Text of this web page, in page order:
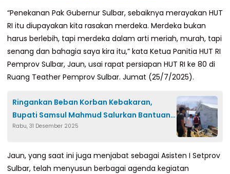
“Penekanan Pak Gubernur Sulbar, sebaiknya merayakan HUT
RI itu diupayakan kita rasakan merdeka. Merdeka bukan
harus berlebih, tapi merdeka dalam arti meriah, murah, tapi
senang dan bahagia saya kira itu,” kata Ketua Panitia HUT RI
Pemprov Sulbar, Jaun, usai rapat persiapan HUT RI ke 80 di
Ruang Teather Pemprov Sulbar. Jumat (25/7/2025).
Ringankan Beban Korban Kebakaran,
Bupati Samsul Mahmud Salurkan Bantuan
di Dua Lokasi
Rabu, 31 Desember 2025
Jaun, yang saat ini juga menjabat sebagai Asisten I Setprov
Sulbar, telah menyusun berbagai agenda kegiatan